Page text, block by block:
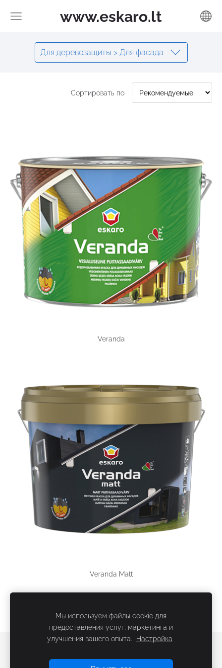
www.eskaro.lt
Для деревозащиты > Для фасада
Сортировать по
Veranda
Veranda Matt
Мы используем файлы cookie для
предоставления услуг, маркетинга и
улучшения вашего опыта.
Настройка